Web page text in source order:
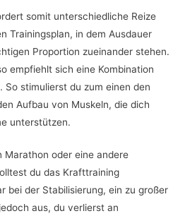
somit unterschiedliche Reize
Trainingsplan, in dem Ausdauer
Proportion zueinander stehen.
empfiehlt sich eine Kombination
So stimulierst du zum einen den
Aufbau von Muskeln, die dich
unterstützen.
Marathon oder eine andere
du das Krafttraining
bei der Stabilisierung, ein zu großer
aus, du verlierst an